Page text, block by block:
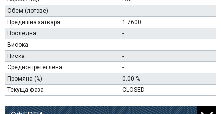
Обем (лотове)
-
Предишна затваря
1.7600
Последна
-
Висока
-
Ниска
-
Средно-претеглена
-
Промяна (%)
0.00 %
Текуща фаза
CLOSED